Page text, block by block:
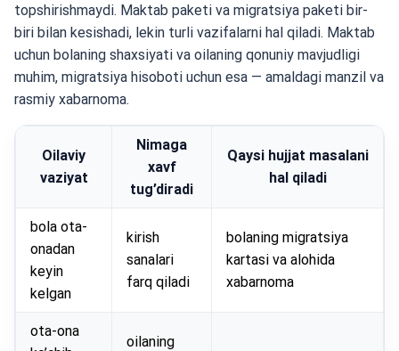
topshirishmaydi. Maktab paketi va migratsiya paketi bir-
biri bilan kesishadi, lekin turli vazifalarni hal qiladi. Maktab
uchun bolaning shaxsiyati va oilaning qonuniy mavjudligi
muhim, migratsiya hisoboti uchun esa — amaldagi manzil va
rasmiy xabarnoma.
Oilaviy
vaziyat
Nimaga
xavf
tug’diradi
Qaysi hujjat masalani
hal qiladi
bola ota-
onadan
keyin
kelgan
kirish
sanalari
farq qiladi
bolaning migratsiya
kartasi va alohida
xabarnoma
ota-ona
oilaning